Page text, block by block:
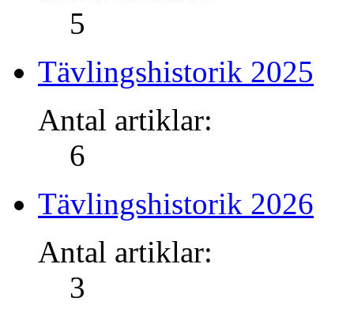
5
Tävlingshistorik 2025
Antal artiklar:
6
Tävlingshistorik 2026
Antal artiklar:
3